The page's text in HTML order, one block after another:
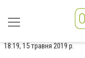
18:19, 15 травня 2019 р.